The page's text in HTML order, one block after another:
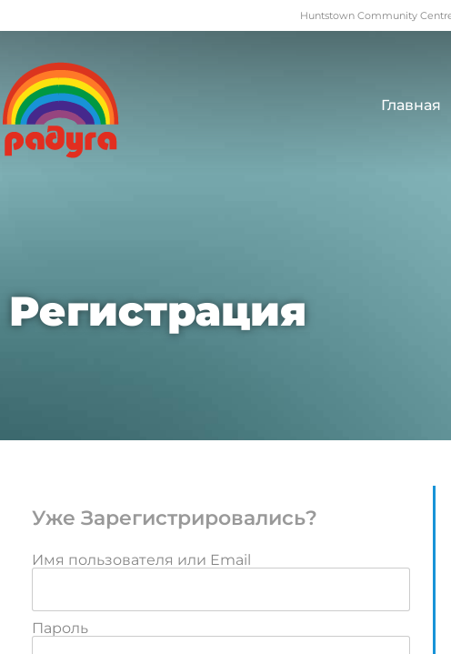
Huntstown Community
Главная
Регистрация
Уже Зарегистрировались?
Имя пользователя или Email
Пароль